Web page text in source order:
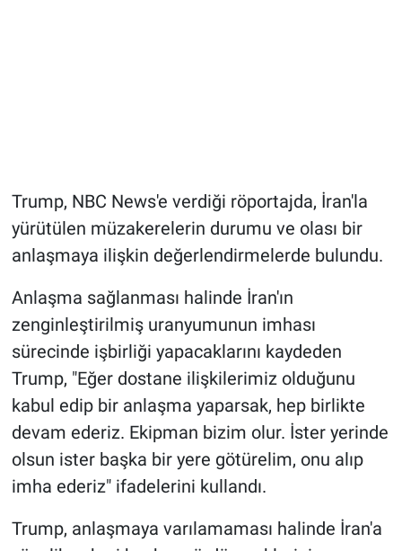
Trump, NBC News'e verdiği röportajda, İran'la
yürütülen müzakerelerin durumu ve olası bir
anlaşmaya ilişkin değerlendirmelerde bulundu.
Anlaşma sağlanması halinde İran'ın
zenginleştirilmiş uranyumunun imhası
sürecinde işbirliği yapacaklarını kaydeden
Trump, "Eğer dostane ilişkilerimiz olduğunu
kabul edip bir anlaşma yaparsak, hep birlikte
devam ederiz. Ekipman bizim olur. İster yerinde
olsun ister başka bir yere götürelim, onu alıp
imha ederiz" ifadelerini kullandı.
Trump, anlaşmaya varılamaması halinde İran'a